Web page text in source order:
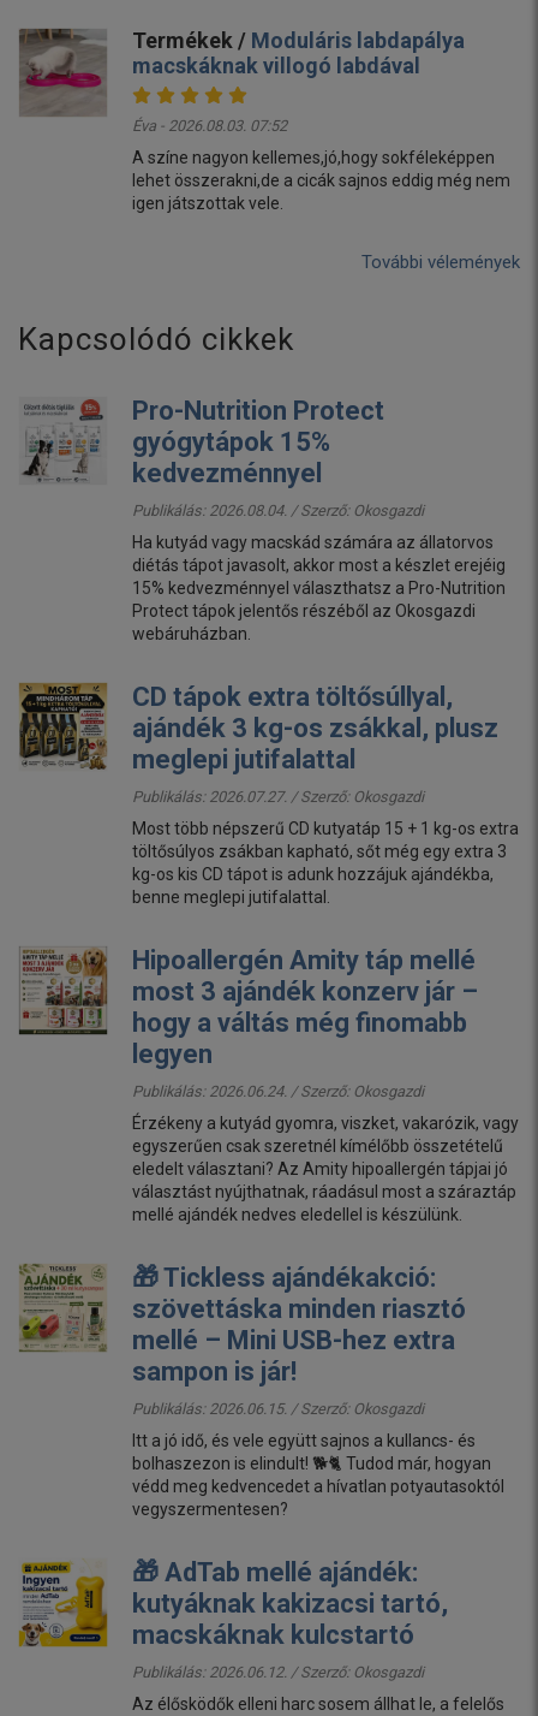
Termékek / Moduláris labdapálya
macskáknak villogó labdával
Éva - 2026.08.03. 07:52
A színe nagyon kellemes,jó,hogy sokféleképpen
lehet összerakni,de a cicák sajnos eddig még nem
igen játszottak vele.
További vélemények
Kapcsolódó cikkek
Pro-Nutrition Protect
gyógytápok 15%
kedvezménnyel
Publikálás: 2026.08.04. / Szerző: Okosgazdi
Ha kutyád vagy macskád számára az állatorvos
diétás tápot javasolt, akkor most a készlet erejéig
15% kedvezménnyel választhatsz a Pro-Nutrition
Protect tápok jelentős részéből az Okosgazdi
webáruházban.
CD tápok extra töltősúllyal,
ajándék 3 kg-os zsákkal, plusz
meglepi jutifalattal
Publikálás: 2026.07.27. / Szerző: Okosgazdi
Most több népszerű CD kutyatáp 15 + 1 kg-os extra
töltősúlyos zsákban kapható, sőt még egy extra 3
kg-os kis CD tápot is adunk hozzájuk ajándékba,
benne meglepi jutifalattal.
Hipoallergén Amity táp mellé
most 3 ajándék konzerv jár –
hogy a váltás még finomabb
legyen
Publikálás: 2026.06.24. / Szerző: Okosgazdi
Érzékeny a kutyád gyomra, viszket, vakarózik, vagy
egyszerűen csak szeretnél kímélőbb összetételű
eledelt választani? Az Amity hipoallergén tápjai jó
választást nyújthatnak, ráadásul most a száraztáp
mellé ajándék nedves eledellel is készülünk.
🎁 Tickless ajándékakció:
szövettáska minden riasztó
mellé – Mini USB-hez extra
sampon is jár!
Publikálás: 2026.06.15. / Szerző: Okosgazdi
Itt a jó idő, és vele együtt sajnos a kullancs- és
bolhaszezon is elindult! 🐕🐈 Tudod már, hogyan
védd meg kedvencedet a hívatlan potyautasoktól
vegyszermentesen?
🎁 AdTab mellé ajándék:
kutyáknak kakizacsi tartó,
macskáknak kulcstartó
Publikálás: 2026.06.12. / Szerző: Okosgazdi
Az élősködők elleni harc sosem állhat le, a felelős